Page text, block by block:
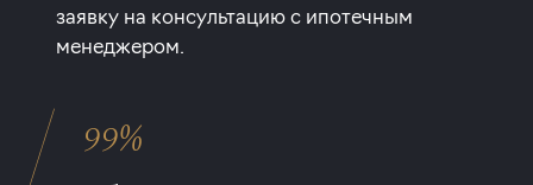
заявку на консультацию с ипотечным
менеджером.
99%